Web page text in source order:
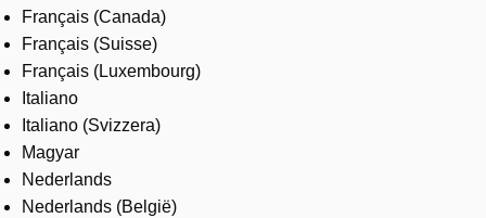
Français (Canada)
Français (Suisse)
Français (Luxembourg)
Italiano
Italiano (Svizzera)
Magyar
Nederlands
Nederlands (België)